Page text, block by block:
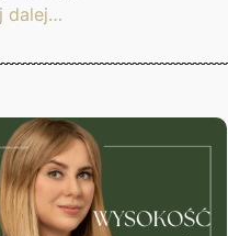
dalej…
Rodzicielskie
co
warto
wiedzieć?
Gorzów
Wlkp.